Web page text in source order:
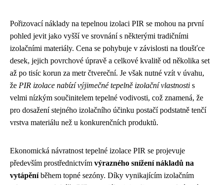
Pořizovací náklady na tepelnou izolaci PIR se mohou na první
pohled jevit jako vyšší ve srovnání s některými tradičními
izolačními materiály. Cena se pohybuje v závislosti na tloušťce
desek, jejich povrchové úpravě a celkové kvalitě od několika set
až po tisíc korun za metr čtvereční. Je však nutné vzít v úvahu,
že PIR izolace nabízí výjimečné tepelně izolační vlastnosti s
velmi nízkým součinitelem tepelné vodivosti, což znamená, že
pro dosažení stejného izolačního účinku postačí podstatně tenčí
vrstva materiálu než u konkurenčních produktů.
Ekonomická návratnost tepelné izolace PIR se projevuje
především prostřednictvím výrazného snížení nákladů na
vytápěníběhem topné sezóny. Díky vynikajícím izolačním